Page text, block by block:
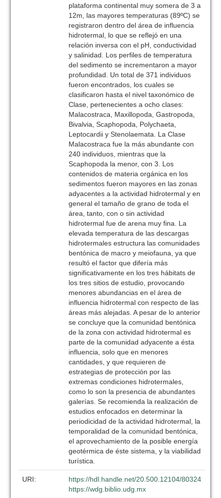
plataforma continental muy somera de 3 a
12m, las mayores temperaturas (89ºC) se
registraron dentro del área de influencia
hidrotermal, lo que se reflejó en una
relación inversa con el pH, conductividad
y salinidad. Los perfiles de temperatura
del sedimento se incrementaron a mayor
profundidad. Un total de 371 individuos
fueron encontrados, los cuales se
clasificaron hasta el nivel taxonómico de
Clase, pertenecientes a ocho clases:
Malacostraca, Maxillopoda, Gastropoda,
Bivalvia, Scaphopoda, Polychaeta,
Leptocardii y Stenolaemata. La Clase
Malacostraca fue la más abundante con
240 individuos, mientras que la
Scaphopoda la menor, con 3. Los
contenidos de materia orgánica en los
sedimentos fueron mayores en las zonas
adyacentes a la actividad hidrotermal y en
general el tamaño de grano de toda el
área, tanto, con o sin actividad
hidrotermal fue de arena muy fina. La
elevada temperatura de las descargas
hidrotermales estructura las comunidades
bentónica de macro y meiofauna, ya que
resultó el factor que difería más
significativamente en los tres hábitats de
los tres sitios de estudio, provocando
menores abundancias en el área de
influencia hidrotermal con respecto de las
áreas más alejadas. A pesar de lo anterior
se concluye que la comunidad bentónica
de la zona con actividad hidrotermal es
parte de la comunidad adyacente a ésta
influencia, solo que en menores
cantidades, y que requieren de
estrategias de protección por las
extremas condiciones hidrotermales,
como lo son la presencia de abundantes
galerías. Se recomienda la realización de
estudios enfocados en determinar la
periodicidad de la actividad hidrotermal, la
temporalidad de la comunidad bentónica,
el aprovechamiento de la posible energía
geotérmica de éste sistema, y la viabilidad
turística.
URI:
https://hdl.handle.net/20.500.12104/80324
https://wdg.biblio.udg.mx